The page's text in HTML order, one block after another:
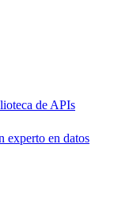
de APIs
experto en datos